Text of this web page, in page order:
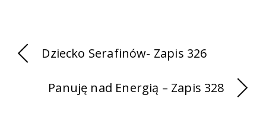
Dziecko Serafinów- Zapis 326
Panuję nad Energią – Zapis 328